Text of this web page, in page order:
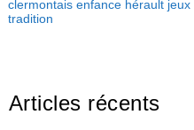
clermontais enfance hérault jeux
tradition
Articles récents